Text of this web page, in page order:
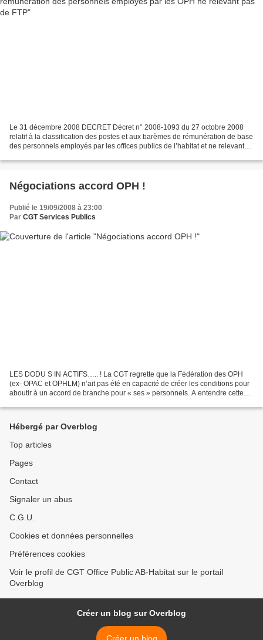
Le 31 décembre 2008 DECRET Décret n° 2008-1093 du 27 octobre 2008
relatif à la classification des postes et aux barèmes de rémunération de base
des personnels employés par les offices publics de l’habitat et ne relevant
Négociations accord OPH !
Publié le 19/09/2008 à 23:00
Par CGT Services Publics
LES DODU S IN ACTIFS….. ! La CGT regrette que la Fédération des OPH
(ex- OPAC et OPHLM) n’ait pas été en capacité de créer les conditions pour
aboutir à un accord de branche pour « ses » personnels. A entendre cette
Hébergé par Overblog
Top articles
Pages
Contact
Signaler un abus
C.G.U.
Cookies et données personnelles
Préférences cookies
Voir le profil de CGT Office Public AB-Habitat sur le portail
Overblog
Créer un blog sur Overblog